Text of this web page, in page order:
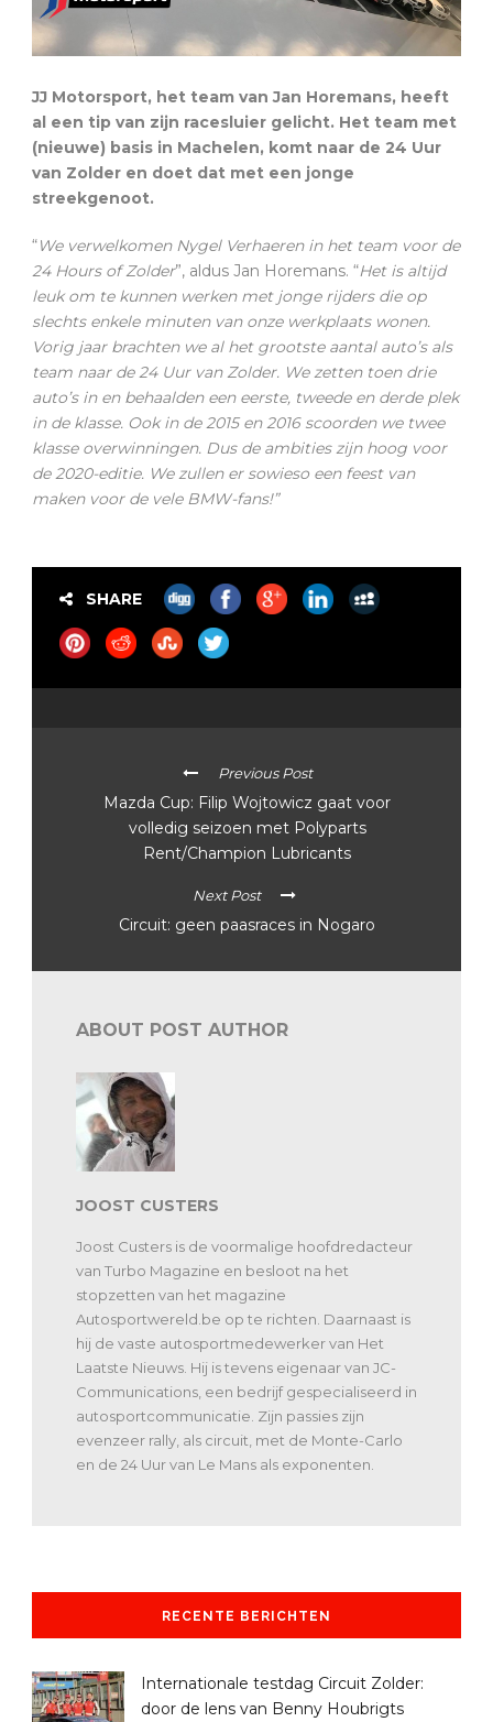
JJ Motorsport, het team van Jan Horemans, heeft
al een tip van zijn racesluier gelicht. Het team met
(nieuwe) basis in Machelen, komt naar de 24 Uur
van Zolder en doet dat met een jonge
streekgenoot.
“We verwelkomen Nygel Verhaeren in het team voor de
24 Hours of Zolder”, aldus Jan Horemans. “Het is altijd
leuk om te kunnen werken met jonge rijders die op
slechts enkele minuten van onze werkplaats wonen.
Vorig jaar brachten we al het grootste aantal auto’s als
team naar de 24 Uur van Zolder. We zetten toen drie
auto’s in en behaalden een eerste, tweede en derde plek
in de klasse. Ook in de 2015 en 2016 scoorden we twee
klasse overwinningen. Dus de ambities zijn hoog voor
de 2020-editie. We zullen er sowieso een feest van
maken voor de vele BMW-fans!”
SHARE
Previous Post
Mazda Cup: Filip Wojtowicz gaat voor
volledig seizoen met Polyparts
Rent/Champion Lubricants
Next Post
Circuit: geen paasraces in Nogaro
ABOUT POST AUTHOR
JOOST CUSTERS
Joost Custers is de voormalige hoofdredacteur
van Turbo Magazine en besloot na het
stopzetten van het magazine
Autosportwereld.be op te richten. Daarnaast is
hij de vaste autosportmedewerker van Het
Laatste Nieuws. Hij is tevens eigenaar van JC-
Communications, een bedrijf gespecialiseerd in
autosportcommunicatie. Zijn passies zijn
evenzeer rally, als circuit, met de Monte-Carlo
en de 24 Uur van Le Mans als exponenten.
RECENTE BERICHTEN
Internationale testdag Circuit Zolder:
door de lens van Benny Houbrigts